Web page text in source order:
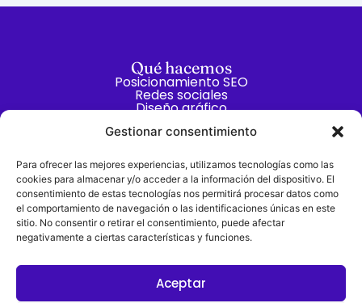
Gestionar consentimiento
Para ofrecer las mejores experiencias, utilizamos tecnologías como las
cookies para almacenar y/o acceder a la información del dispositivo. El
consentimiento de estas tecnologías nos permitirá procesar datos como
el comportamiento de navegación o las identificaciones únicas en este
sitio. No consentir o retirar el consentimiento, puede afectar
negativamente a ciertas características y funciones.
Aceptar
Qué hacemos
Posicionamiento SEO
Redes sociales
Diseño gráfico
¡Escríbenos!
+34 667 867 442
hey@baronbamboo.com
Síguenos:
L
n
k
e
I
s
t
a
Agencia de Marketing Digital en Zaragoza